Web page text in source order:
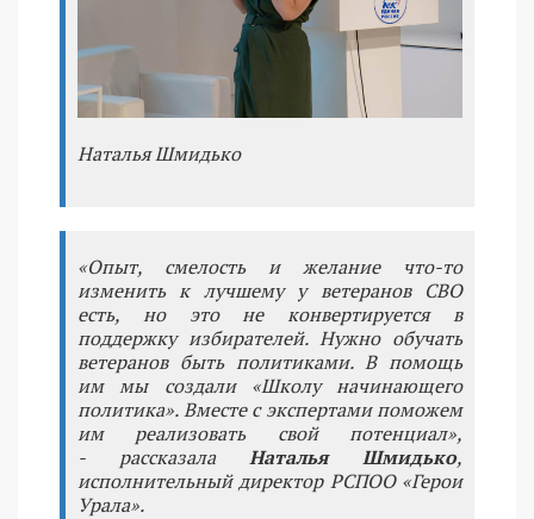
Наталья Шмидько
«Опыт, смелость и желание что-то
изменить к лучшему у ветеранов СВО
есть, но это не конвертируется в
поддержку избирателей. Нужно обучать
ветеранов быть политиками. В помощь
им мы создали «Школу начинающего
политика». Вместе с экспертами поможем
им реализовать свой потенциал»,
- рассказалаНаталья Шмидько,
исполнительный директор РСПОО «Герои
Урала».